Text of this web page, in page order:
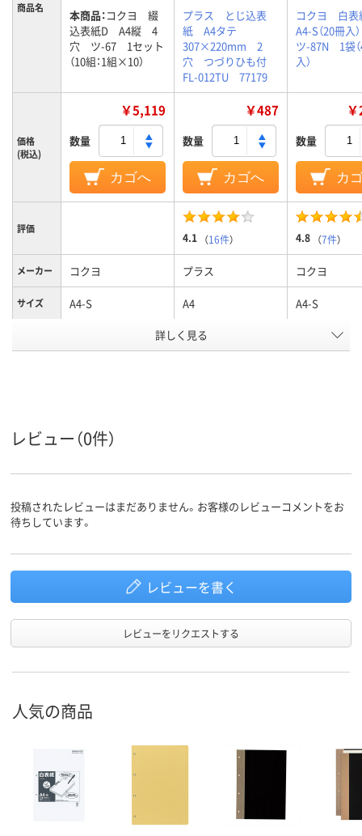
商品名 本商品：コクヨ 綴
込表紙D A4縦 4
穴 ツ-67 1セット
（10組：1組×10）
プラス とじ込表
紙 A4タテ
307×220mm 2
穴 つづりひも付
FL-012TU 77179
コクヨ 白
A4-S（20冊
ツ-87N 1袋
入）
価格
(税込)
￥5,119
数量
カゴへ
￥487
数量
カゴへ
数量
カ
評価
4.1 （16件） 4.8 （7件）
メーカー コクヨ プラス コクヨ
サイズ A4-S A4 A4-S
2
詳しく見る
レビュー（0件）
投稿されたレビューはまだありません。お客様のレビューコメントをお
待ちしています。
レビューを書く
レビューをリクエストする
人気の商品